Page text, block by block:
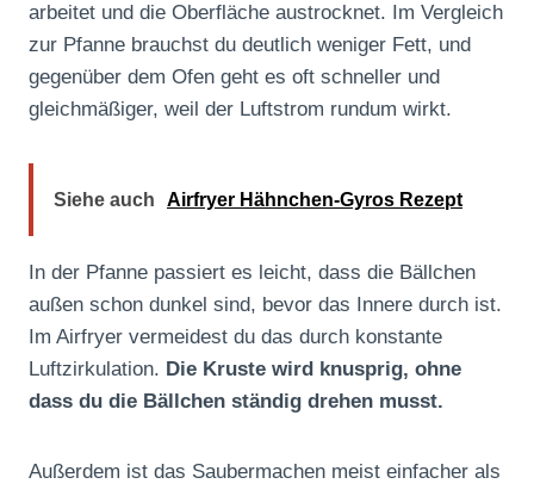
arbeitet und die Oberfläche austrocknet. Im Vergleich
zur Pfanne brauchst du deutlich weniger Fett, und
gegenüber dem Ofen geht es oft schneller und
gleichmäßiger, weil der Luftstrom rundum wirkt.
Siehe auch Airfryer Hähnchen-Gyros Rezept
In der Pfanne passiert es leicht, dass die Bällchen
außen schon dunkel sind, bevor das Innere durch ist.
Im Airfryer vermeidest du das durch konstante
Luftzirkulation. Die Kruste wird knusprig, ohne
dass du die Bällchen ständig drehen musst.
Außerdem ist das Saubermachen meist einfacher als